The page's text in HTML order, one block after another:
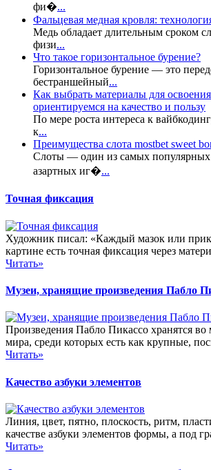
фи�...
Фальцевая медная кровля:
Медь обладает длительным сроком
физи...
Что такое горизонтальное бурение?
Горизонтальное бурение — это
бестраншейный...
Как выбрать материалы для
ориентируемся на качество и пользу
По мере роста интереса к
к...
Преимущества слота mostbet sweet
Слоты — один из самых популярных
азартных иг�...
Точная фиксация
Художник писал: «Каждый мазок или
картине есть точная фиксация через
Читать»
Музеи, хранящие произведения Пабло
Произведения Пабло Пикассо хранятся во
мира, среди которых есть как крупные,
Читать»
Качество азбуки элементов
Линия, цвет, пятно, плоскость, ритм,
качестве азбуки элементов формы, а под
Читать»